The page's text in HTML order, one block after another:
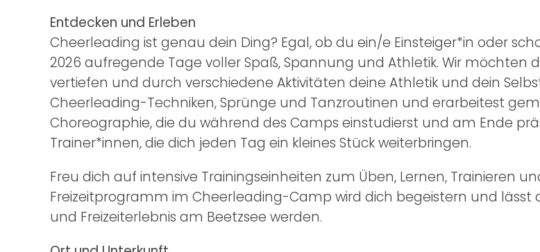
Entdecken und Erleben
Cheerleading ist genau dein Ding? Egal, ob du ein/e Einsteiger*in oder
2026 aufregende Tage voller Spaß, Spannung und Athletik. Wir möchten
vertiefen und durch verschiedene Aktivitäten deine Athletik und dein
Cheerleading-Techniken, Sprünge und Tanzroutinen und erarbeitest
Choreographie, die du während des Camps einstudierst und am Ende
Trainer*innen, die dich jeden Tag ein kleines Stück weiterbringen.
Freu dich auf intensive Trainingseinheiten zum Üben, Lernen, Trainieren
Freizeitprogramm im Cheerleading-Camp wird dich begeistern und lässt
und Freizeiterlebnis am Beetzsee werden.